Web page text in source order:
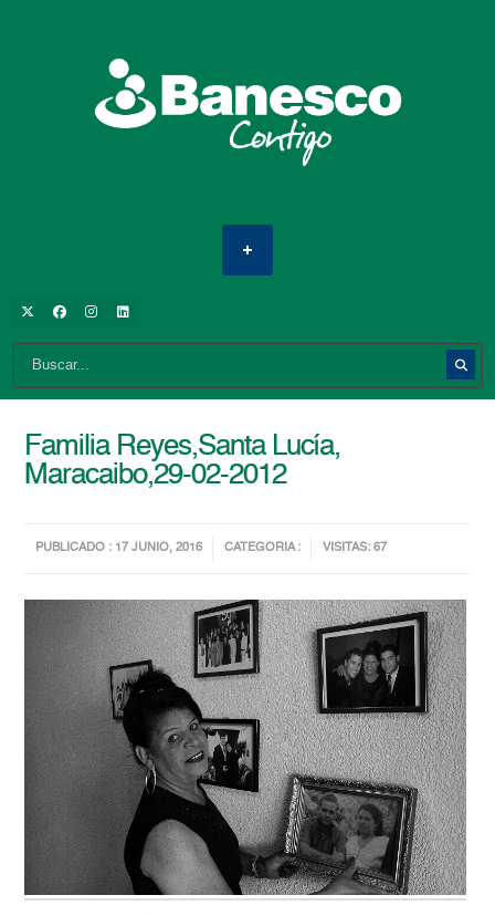
Familia Reyes,Santa Lucía,
Maracaibo,29-02-2012
PUBLICADO : 17 JUNIO, 2016 CATEGORIA : VISITAS: 67